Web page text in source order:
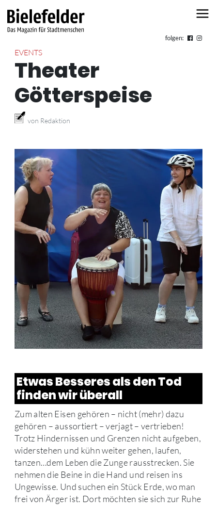
folgen:
EVENTS
Theater
Götterspeise
von Redaktion
Etwas Besseres als den Tod
finden wir überall
Zum alten Eisen gehören – nicht (mehr) dazu
gehören – aussortiert – verjagt – vertrieben!
Trotz Hindernissen und Grenzen nicht aufgeben,
widerstehen und kühn weiter gehen, laufen,
tanzen…dem Leben die Zunge rausstrecken. Sie
nehmen die Beine in die Hand und reisen ins
Ungewisse. Und suchen ein Stück Erde, wo man
frei von Ärger ist. Dort möchten sie sich zur Ruhe